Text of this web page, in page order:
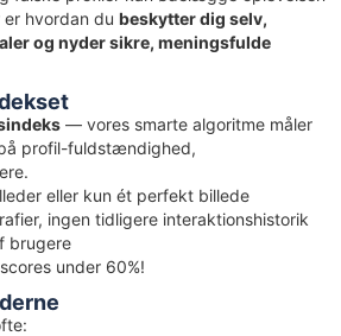
hvordan du beskytter dig selv,
og nyder sikre, meningsfulde
— vores smarte algoritme måler
profil-fuldstændighed,
eller kun ét perfekt billede
ingen tidligere interaktionshistorik
brugere
under 60%!